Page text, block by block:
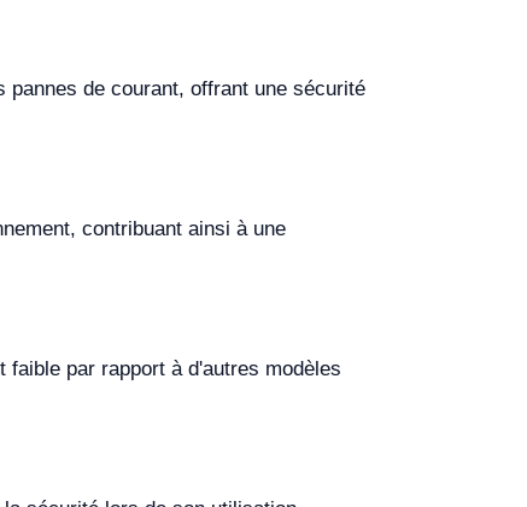
de courant, offrant une sécurité
contribuant ainsi à une
faible par rapport à d'autres modèles